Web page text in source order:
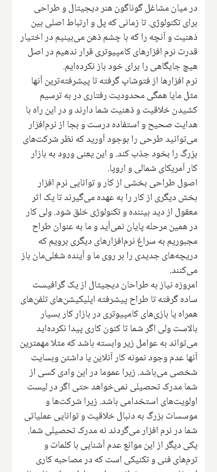
در میان مشاغل گوناگون هنر دیجیتال و طراحی
برای تکنولوژی. تا زمانی که پل و ارتباط اصلی بین
ذهنیت و آنچه را که با چشم ذهن می‌بینیم در اختیار
قدرت نرم افزارهای کامپیوتری قرار ندهیم در اصل
هیچ جایگاهی را برای خود باز نکرده‌ایم.
نرم افزارها از فتوشاپ گرفته تا پیشرفته‌ترین آنها
مثل مایا همگی محدودیت رفتاری در به ترسیم
کشیدن خلاقیت و ذهنیت شما دارند و در این راه با
هدایت صحیح و استفاده درست و بجا از نرم‌افزار
می‌توانید طرحی را بوجود آورید که نظر شرکت‌های
بزرگ را بخود جذب کند. و این یعنی ورود به بازار
کار آمریکای شمالی و اروپا.
اصول طراحی بخشی از کار و توانایی نرم افزار
بخش دیگری از کار را به عهده می‌گیرند تا یک اثر
معقول از دید بیننده و تکنولوژی خلق شود. ولی کار
در همین مرحله پایان نمی‌آید و ما به عنوان طراح
مجبوریم به سراغ نرم‌افزارهای دیگری برویم که
دریچه‌های جدیدی را بر روی ما و آینده شغلی‌مان باز
می‌کنند.
امروزه نیاز به طراحان دیجیتال از یک گرافیست
ساده گرفته تا طراح پیشرفته اپلیکیشن‌های تلفن‌های
همراه یا بازی‌های کامپیوتری در بازار کار بسیار
بالاست ولی اگر شما تا کنون کاری پیدا نکرده‌اید
می‌تواند به عوامل زیر وابسته باشد که مثلا مهمترین
آنها عدم وجود نمونه کار آنلاین یا داشتن وبسایت
شخصی می‌باشد. زیرا عموما در این وادی کسی از
شما مدرک تحصیلی نمی‌خواهد حتی اگر در لیست
اولویت‌های استخدامی باشد. زیرا شرکت‌ها و
موسسات بزرگ به دنبال خلاقیت و توانایی عملیاتی
شما در نرم افزار می‌گردند نه مدرک تحصیلی شما.
یکی دیگر از این موانع عدم آشنایی با کلمات و
ترم‌های فنی و تکنیکی است که در مصاحبه کاری